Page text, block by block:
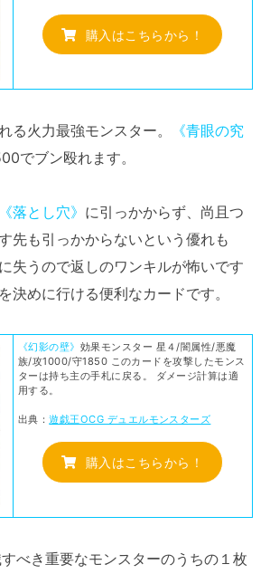
購入はこちらから！
る火力最強モンスター。
《青眼の究
でブン殴れます。
《落とし穴》 に引っかからず、尚且つ
先も引っかからないという優れも
失うので返しのワンキルが怖いです
決めに行ける便利なカードです。
《幻影の壁》 効果モンスター 星４/闇属性/悪魔
族/攻1000/守1850 このカードを攻撃したモンス
ターは持ち主の手札に戻る。 ダメージ計算は適
用する。
出典：遊戯王OCG デュエルモンスターズ
購入はこちらから！
すべき重要なモンスターのうちの１枚